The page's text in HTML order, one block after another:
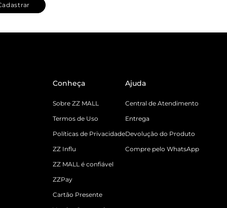
Conheça
Sobre ZZ MALL
Termos de Uso
Políticas de Privacidade
ZZ Influ
ZZ MALL é confiável
ZZPay
Cartão Presente
Ajuda
Central de Atendimento
Entrega
Devolução do Produto
Compre pelo WhatsApp